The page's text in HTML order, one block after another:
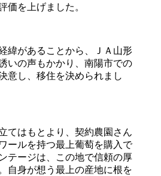
価を上げました。
緯があることから、ＪＡ山形
いの声もかかり、南陽市での
意し、移住を決められまし
てはもとより、契約農園さん
ールを持つ最上葡萄を購入で
テージは、この地で信頼の厚
自身が想う最上の産地に根を